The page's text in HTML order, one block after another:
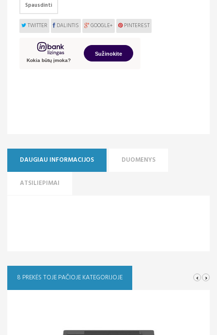
Spausdinti
TWITTER DALINTIS GOOGLE+ PINTEREST
DAUGIAU INFORMACIJOS DUOMENYS
ATSILIEPIMAI
8 PREKĖS TOJE PAČIOJE KATEGORIJOJE ‹ ›